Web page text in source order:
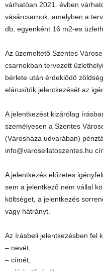
várhatóan 2021. évben
vásárcsarnok, amelyben a
db, egyenként 16 m2-es
Az üzemeltető Szentes
csarnokban tervezett
bérlete után érdeklődő
elárusítók jelentkezését az
A jelentkezést kizárólag
személyesen a Szentes
(Városháza udvarában)
info@varosellatoszentes.hu
A jelentkezés előzetes
sem a jelentkező nem vállal
költséget, a jelentkezés
vagy hátrányt.
Az írásbeli jelentkezésben fel
– nevét,
– címét,